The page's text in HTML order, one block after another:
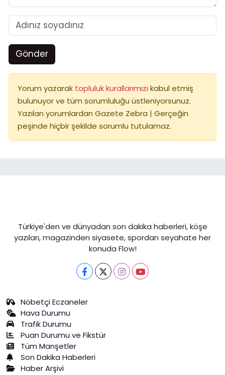
Gönder
Yorum yazarak topluluk kurallarımızı kabul etmiş
bulunuyor ve tüm sorumluluğu üstleniyorsunuz.
Yazılan yorumlardan Gazete Zebra | Gerçeğin
peşinde hiçbir şekilde sorumlu tutulamaz.
Türkiye'den ve dünyadan son dakika haberleri, köşe
yazıları, magazinden siyasete, spordan seyahate her
konuda Flow!
Nöbetçi Eczaneler
Hava Durumu
Trafik Durumu
Puan Durumu ve Fikstür
Tüm Manşetler
Son Dakika Haberleri
Haber Arşivi